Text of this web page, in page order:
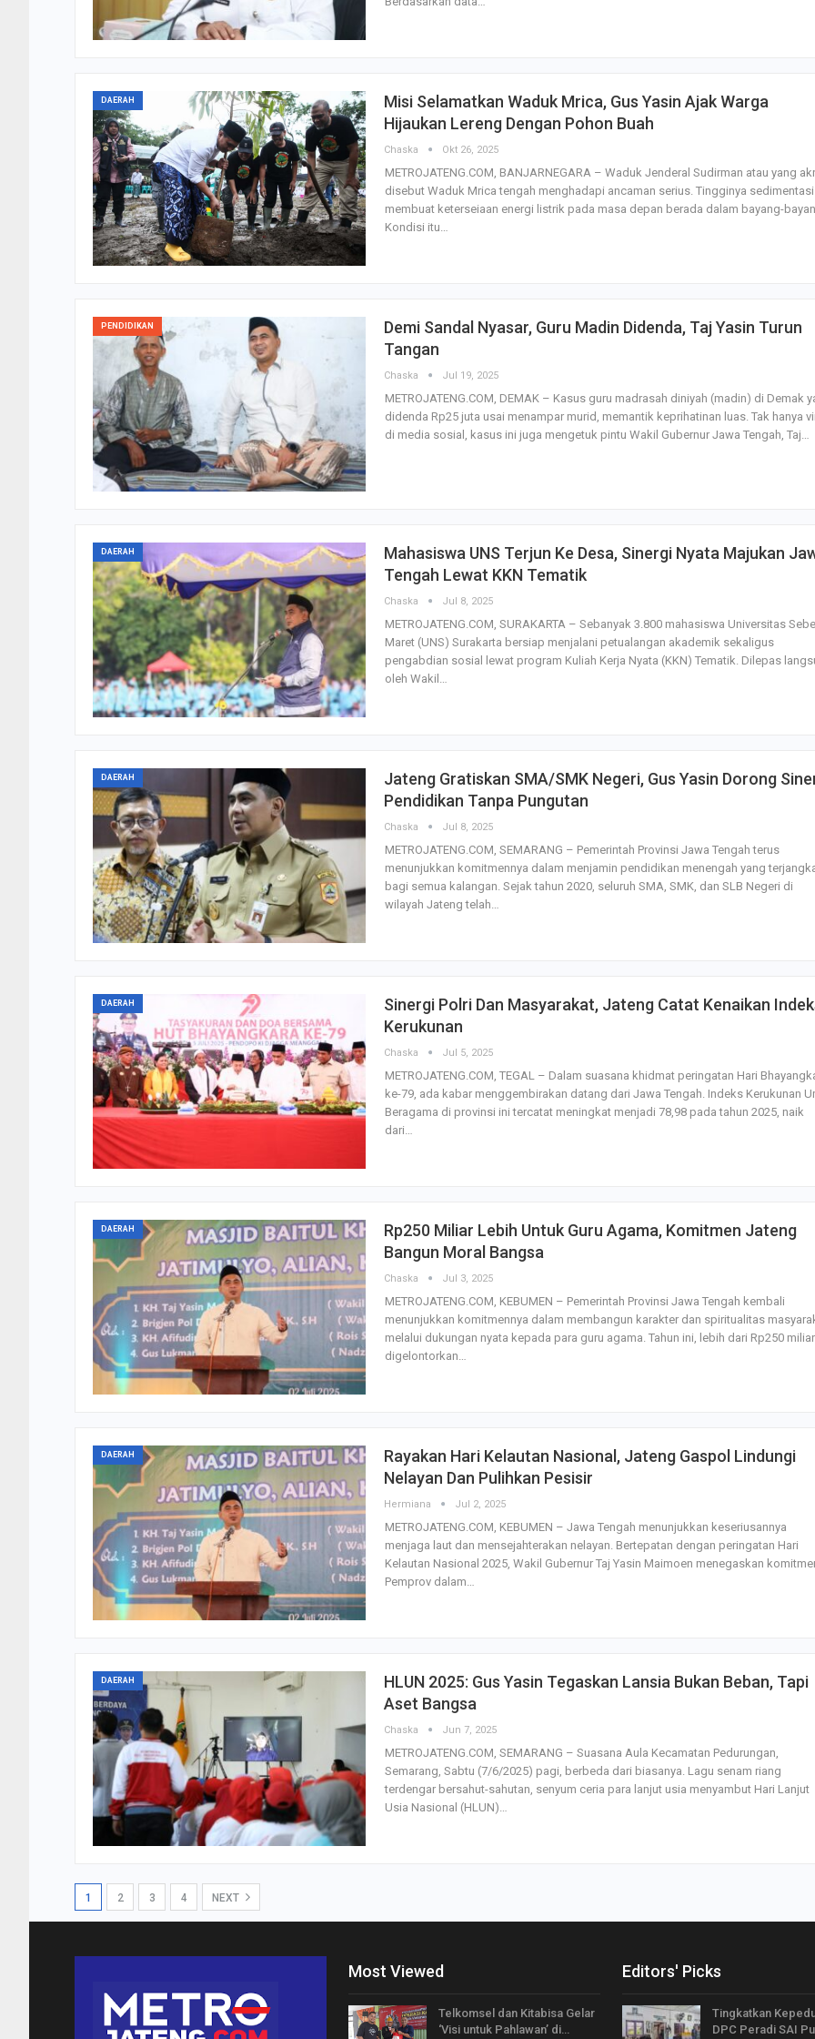
DAERAH
Misi Selamatkan Waduk Mrica, Gus Yasin Ajak Warga
Hijaukan Lereng Dengan Pohon Buah
Chaska Okt 26, 2025
METROJATENG.COM, BANJARNEGARA – Waduk Jenderal Sudirman atau yang
disebut Waduk Mrica tengah menghadapi ancaman serius. Tingginya sedimentasi
membuat keterseiaan energi listrik pada masa depan berada dalam bayang-
Kondisi itu…
PENDIDIKAN
Demi Sandal Nyasar, Guru Madin Didenda, Taj Yasin Turun
Tangan
Chaska Jul 19, 2025
METROJATENG.COM, DEMAK – Kasus guru madrasah diniyah (madin) di Demak
didenda Rp25 juta usai menampar murid, memantik keprihatinan luas. Tak hanya
di media sosial, kasus ini juga mengetuk pintu Wakil Gubernur Jawa Tengah, Taj…
DAERAH
Mahasiswa UNS Terjun Ke Desa, Sinergi Nyata Majukan
Tengah Lewat KKN Tematik
Chaska Jul 8, 2025
METROJATENG.COM, SURAKARTA – Sebanyak 3.800 mahasiswa Universitas
Maret (UNS) Surakarta bersiap menjalani petualangan akademik sekaligus
pengabdian sosial lewat program Kuliah Kerja Nyata (KKN) Tematik. Dilepas
oleh Wakil…
DAERAH
Jateng Gratiskan SMA/SMK Negeri, Gus Yasin Dorong
Pendidikan Tanpa Pungutan
Chaska Jul 8, 2025
METROJATENG.COM, SEMARANG – Pemerintah Provinsi Jawa Tengah terus
menunjukkan komitmennya dalam menjamin pendidikan menengah yang
bagi semua kalangan. Sejak tahun 2020, seluruh SMA, SMK, dan SLB Negeri di
wilayah Jateng telah…
DAERAH
Sinergi Polri Dan Masyarakat, Jateng Catat Kenaikan
Kerukunan
Chaska Jul 5, 2025
METROJATENG.COM, TEGAL – Dalam suasana khidmat peringatan Hari
ke-79, ada kabar menggembirakan datang dari Jawa Tengah. Indeks Kerukunan
Beragama di provinsi ini tercatat meningkat menjadi 78,98 pada tahun 2025, naik
dari…
DAERAH
Rp250 Miliar Lebih Untuk Guru Agama, Komitmen Jateng
Bangun Moral Bangsa
Chaska Jul 3, 2025
METROJATENG.COM, KEBUMEN – Pemerintah Provinsi Jawa Tengah kembali
menunjukkan komitmennya dalam membangun karakter dan spiritualitas
melalui dukungan nyata kepada para guru agama. Tahun ini, lebih dari Rp250 miliar
digelontorkan…
DAERAH
Rayakan Hari Kelautan Nasional, Jateng Gaspol Lindungi
Nelayan Dan Pulihkan Pesisir
Hermiana Jul 2, 2025
METROJATENG.COM, KEBUMEN – Jawa Tengah menunjukkan keseriusannya
menjaga laut dan mensejahterakan nelayan. Bertepatan dengan peringatan Hari
Kelautan Nasional 2025, Wakil Gubernur Taj Yasin Maimoen menegaskan
Pemprov dalam…
DAERAH
HLUN 2025: Gus Yasin Tegaskan Lansia Bukan Beban, Tapi
Aset Bangsa
Chaska Jun 7, 2025
METROJATENG.COM, SEMARANG – Suasana Aula Kecamatan Pedurungan,
Semarang, Sabtu (7/6/2025) pagi, berbeda dari biasanya. Lagu senam riang
terdengar bersahut-sahutan, senyum ceria para lanjut usia menyambut Hari Lanjut
Usia Nasional (HLUN)…
1 2 3 4 NEXT
Most Viewed
Telkomsel dan Kitabisa Gelar
‘Visi untuk Pahlawan’ di…
Editors' Picks
Tingkatkan
DPC Peradi SAI